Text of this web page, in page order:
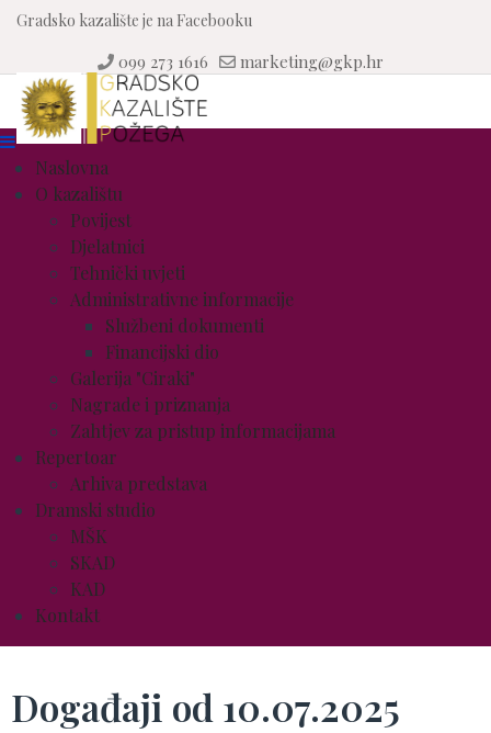
Gradsko kazalište je na Facebooku
099 273 1616 marketing@gkp.hr
Naslovna
O kazalištu
Povijest
Djelatnici
Tehnički uvjeti
Administrativne informacije
Službeni dokumenti
Financijski dio
Galerija "Ciraki"
Nagrade i priznanja
Zahtjev za pristup informacijama
Repertoar
Arhiva predstava
Dramski studio
MŠK
SKAD
KAD
Kontakt
Događaji od 10.07.2025